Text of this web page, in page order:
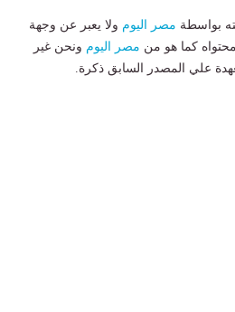
بواسطة مصر اليوم ولا يعبر عن وجهة
كما هو من مصر اليوم ونحن غير
علي المصدر السابق ذكرة.